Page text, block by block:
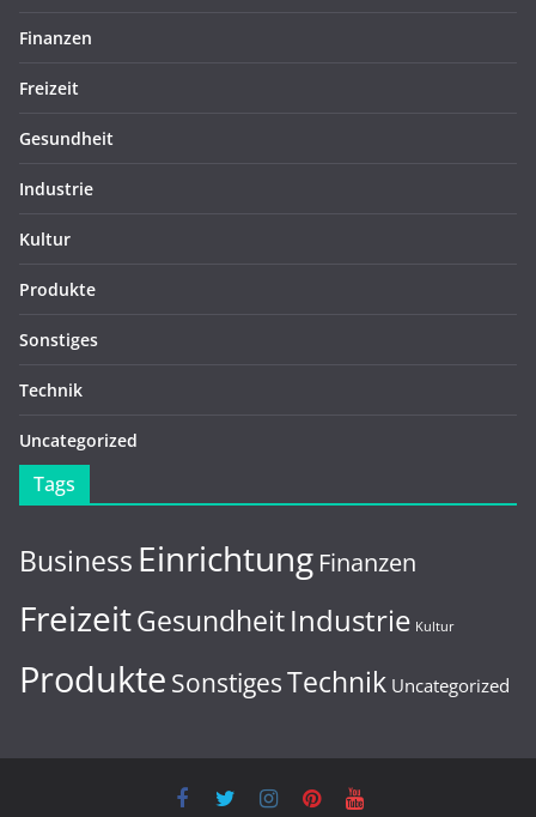
Finanzen
Freizeit
Gesundheit
Industrie
Kultur
Produkte
Sonstiges
Technik
Uncategorized
Tags
Business Einrichtung Finanzen
FreizeitGesundheitIndustrie Kultur
Produkte SonstigesTechnik Uncategorized